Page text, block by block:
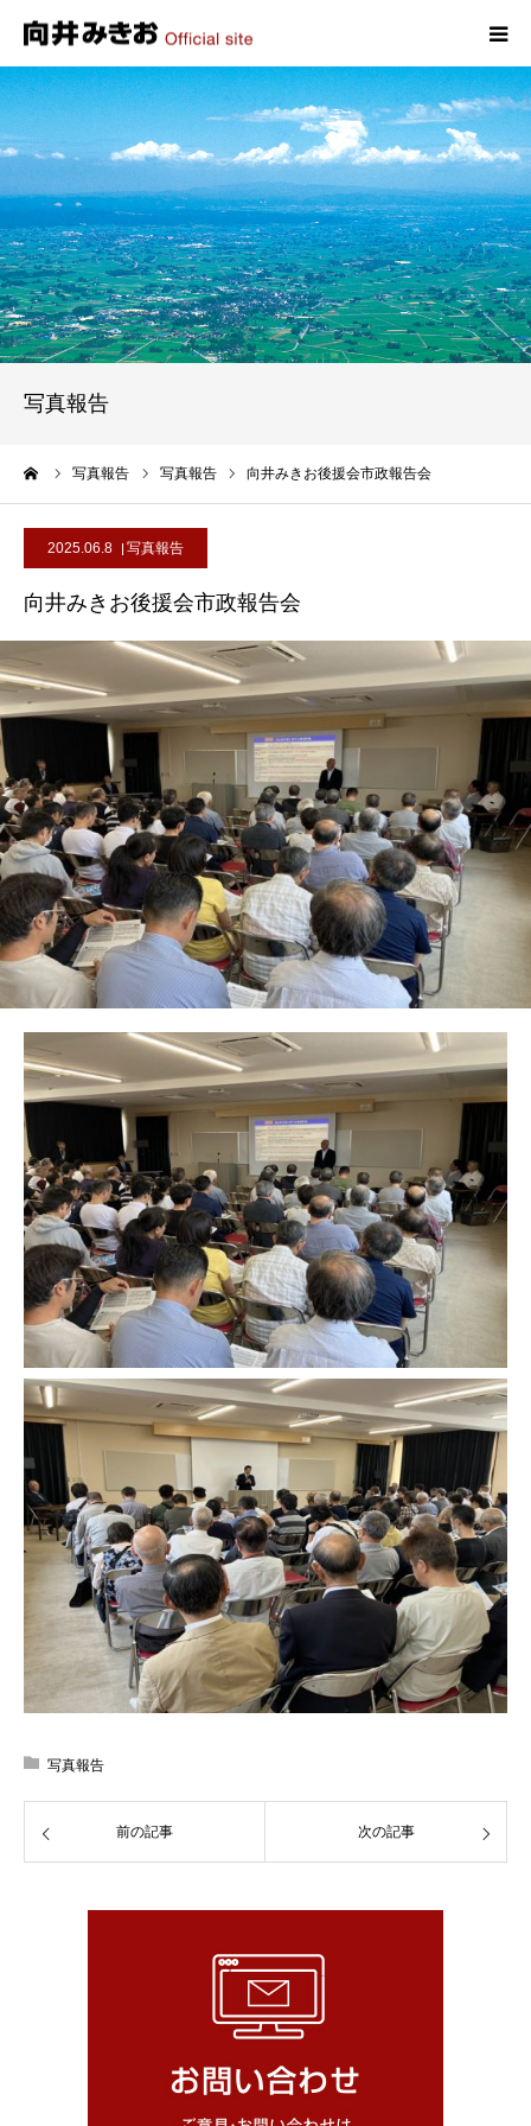
写真報告
写真報告 写真報告 向井みきお後援会市政報告会
2025.06.8 写真報告
向井みきお後援会市政報告会
写真報告
前の記事 次の記事
HOME
プロフィール
政策
活動報告